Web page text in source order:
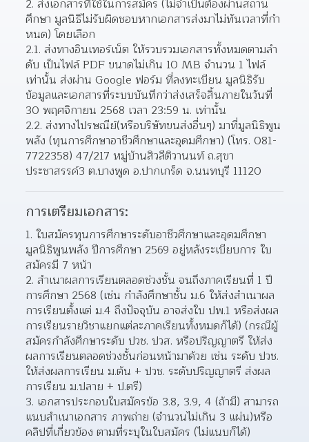
ส่งเอกสารที่ใช้ในการสมัคร (ไม่จําเป็นต้องผ่านสถาน
ศึกษา มูลนิธิไม่รับผิดชอบหากเอกสารส่งมาไม่ทันเวลาที่กํา
หนด) โดยเลือก
2.1. ส่งทางอินเทอร์เน็ต ให้รวบรวมเอกสารทั้งหมดตามลํา
ดับ เป็นไฟล์ PDF ขนาดไม่เกิน 10 MB จํานวน 1 ไฟล์
เท่านั้น ส่งผ่าน Google ฟอร์ม ที่ลงทะเบียน มูลนิธิรับ
ข้อมูลและเอกสารที่ระบบบันทึกว่าส่งเสร็จสิ้นภายในวันที่
30 พฤศจิกายน 2568 เวลา 23:59 น. เท่านั้น
2.2. ส่งทางไปรษณีย์(หรือบริษัทขนส่งอื่นๆ) มาที่มูลนิธิพูน
พลัง (ทุนการศึกษาอาชีวศึกษาและอุดมศึกษา) (โทร. 081-
7722358) 47/217 หมู่บ้านสิวลีติวานนท์ ถ.สุขา
ประชาสรรค์3 ต.บางพูด อ.ปากเกร็ด จ.นนทบุรี 11120
การเตรียมเอกสาร:
ใบสมัครทุนการศึกษาระดับอาชีวศึกษาและอุดมศึกษา
มูลนิธิพูนพลัง ปีการศึกษา 2569 อยู่หลังระเบียบการ ใบ
สมัครมี 7 หน้า
สําเนาผลการเรียนตลอดช่วงชั้น จนถึงภาคเรียนที่ 1 ปี
การศึกษา 2568 (เช่น กําลังศึกษาชั้น ม.6 ให้ส่งสําเนาผล
การเรียนตั้งแต่ ม.4 ถึงปัจจุบัน อาจส่งใบ ปพ.1 หรือส่งผล
การเรียนรายวิชาแยกแต่ละภาคเรียนทั้งหมดก็ได้) (กรณีผู้
สมัครกําลังศึกษาระดับ ปวช. ปวส. หรือปริญญาตรี ให้ส่ง
ผลการเรียนตลอดช่วงชั้นก่อนหน้ามาด้วย เช่น ระดับ ปวช.
ให้ส่งผลการเรียน ม.ต้น + ปวช. ระดับปริญญาตรี ส่งผล
การเรียน ม.ปลาย + ป.ตรี)
เอกสารประกอบใบสมัครข้อ 3.8, 3.9, 4 (ถ้ามี) สามารถ
แนบสำเนาเอกสาร ภาพถ่าย (จำนวนไม่เกิน 3 แผ่น)หรือ
คลิปที่เกี่ยวข้อง ตามที่ระบุในใบสมัคร (ไม่แนบก็ได้)